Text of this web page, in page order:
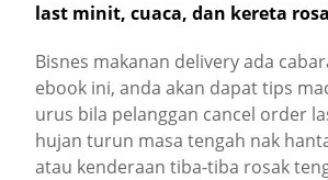
last minit, cuaca, dan kereta
Bisnes makanan delivery ada
ebook ini, anda akan dapat tips
urus bila pelanggan cancel order
hujan turun masa tengah nak
atau kenderaan tiba-tiba rosak